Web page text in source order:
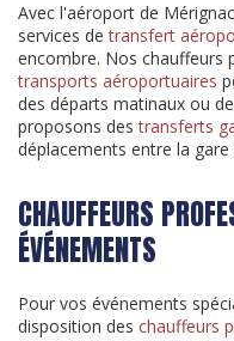
Avec l'aéroport de
services detransfert
encombre. Nos chauffeurs
transports aéroportuaires
des départs matinaux ou
proposons destransferts
déplacements entre la
CHAUFFEURS
ÉVÉNEMENTS
Pour vos événements
disposition des chauffeurs